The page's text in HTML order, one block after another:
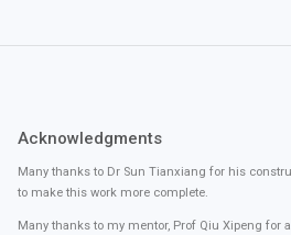
Acknowledgments
Many thanks to Dr Sun Tianxiang for his
to make this work more complete.
Many thanks to my mentor, Prof Qiu Xipeng for